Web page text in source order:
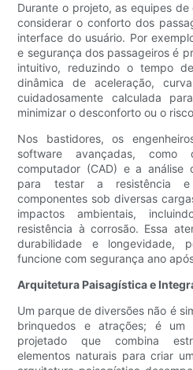
Durante o projeto, as equipes
considerar o conforto dos
interface do usuário. Por
e segurança dos passageiros é
intuitivo, reduzindo o tempo
dinâmica de aceleração,
cuidadosamente calculada
minimizar o desconforto ou o
Nos bastidores, os
software avançadas,
computador (CAD) e a análise
para testar a resistência
componentes sob diversas
impactos ambientais,
resistência à corrosão. Essa
durabilidade e longevidade,
funcione com segurança ano
Arquitetura Paisagística e
Um parque de diversões não é
brinquedos e atrações; é um
projetado que combina
elementos naturais para criar